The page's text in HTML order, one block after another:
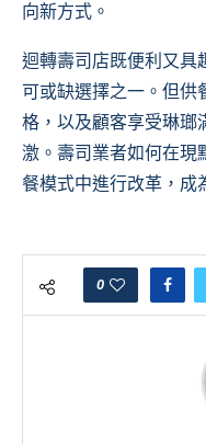
向新方式。
迴轉壽司店既便利又具
可或缺選擇之一。但供
格，以及顧客享受琳瑯
激。壽司業者如何在現
餐模式中進行改革，成
0